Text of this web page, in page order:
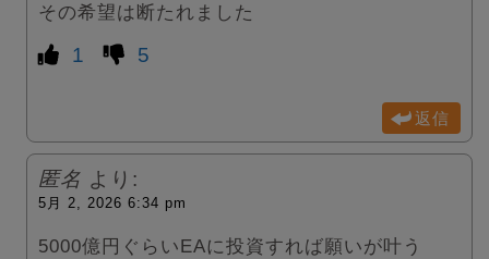
その希望は断たれました
1 5
返信
匿名 より:
5月 2, 2026 6:34 pm
5000億円ぐらいEAに投資すれば願いが叶う